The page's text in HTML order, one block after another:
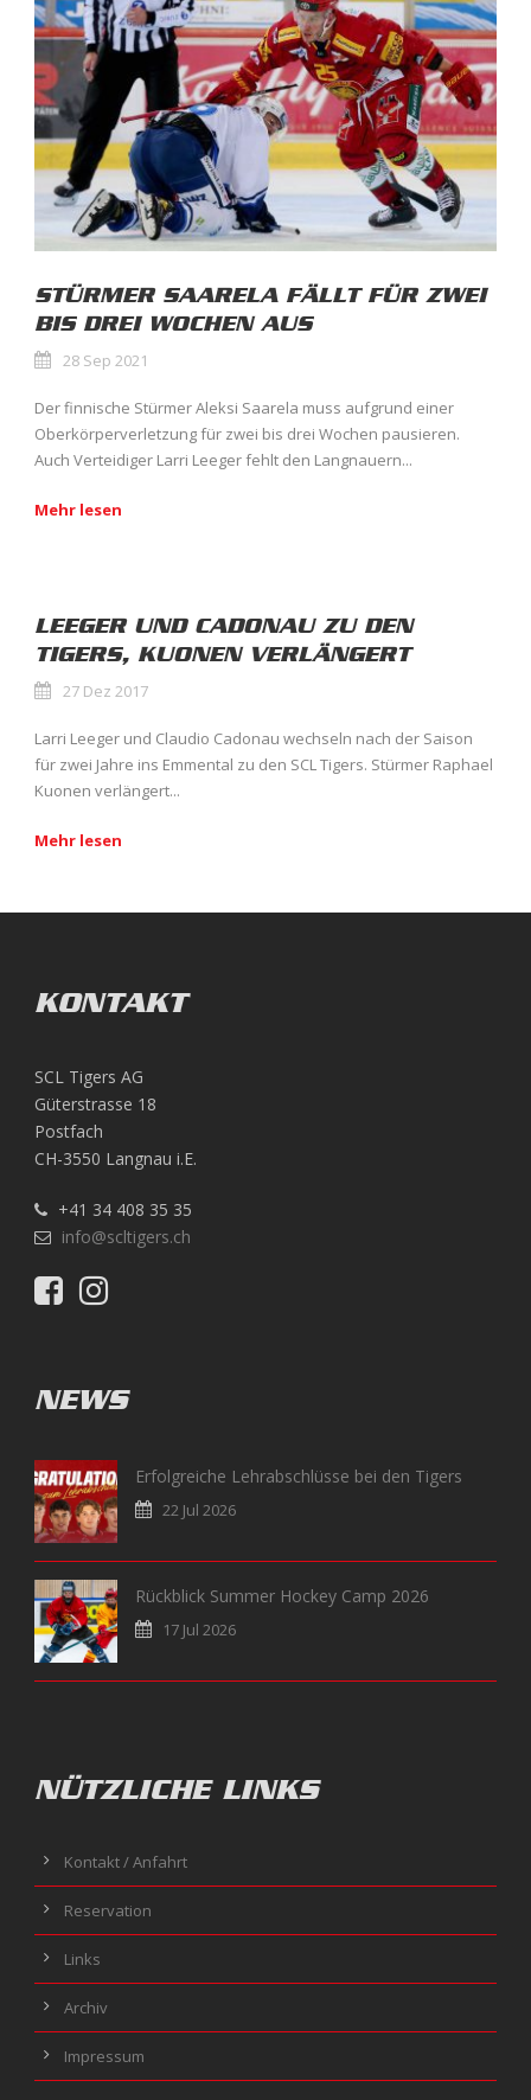
STÜRMER SAARELA FÄLLT FÜR ZWEI
BIS DREI WOCHEN AUS
28 Sep 2021
Der finnische Stürmer Aleksi Saarela muss aufgrund einer
Oberkörperverletzung für zwei bis drei Wochen pausieren.
Auch Verteidiger Larri Leeger fehlt den Langnauern...
Mehr lesen
LEEGER UND CADONAU ZU DEN
TIGERS, KUONEN VERLÄNGERT
27 Dez 2017
Larri Leeger und Claudio Cadonau wechseln nach der Saison
für zwei Jahre ins Emmental zu den SCL Tigers. Stürmer Raphael
Kuonen verlängert...
Mehr lesen
KONTAKT
SCL Tigers AG
Güterstrasse 18
Postfach
CH-3550 Langnau i.E.
+41 34 408 35 35
info@scltigers.ch
NEWS
Erfolgreiche Lehrabschlüsse bei den Tigers
22 Jul 2026
Rückblick Summer Hockey Camp 2026
17 Jul 2026
NÜTZLICHE LINKS
Kontakt / Anfahrt
Reservation
Links
Archiv
Impressum